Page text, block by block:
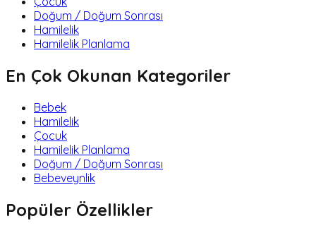
Doğum / Doğum Sonrası
Hamilelik
Hamilelik Planlama
En Çok Okunan Kategoriler
Bebek
Hamilelik
Çocuk
Hamilelik Planlama
Doğum / Doğum Sonrası
Bebeveynlik
Popüler Özellikler